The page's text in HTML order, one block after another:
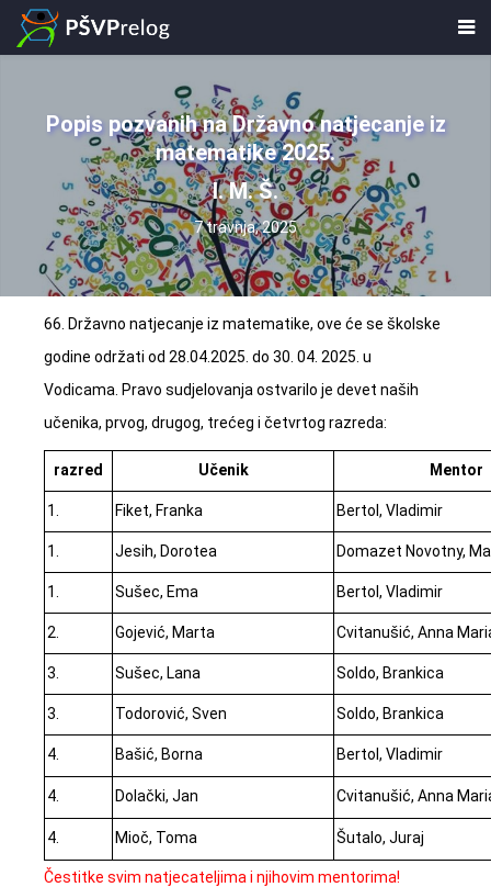
Popis pozvanih na Državno natjecanje iz
matematike 2025.
I. M. Š.
7 travnja, 2025
66. Državno natjecanje iz matematike, ove će se školske
godine održati od 28.04.2025. do 30. 04. 2025. u
Vodicama. Pravo sudjelovanja ostvarilo je devet naših
učenika, prvog, drugog, trećeg i četvrtog razreda:
razred Učenik Mentor
1. Fiket, Franka Bertol, Vladimir
1. Jesih, Dorotea Domazet Novotny,
1. Sušec, Ema Bertol, Vladimir
2. Gojević, Marta Cvitanušić, Anna
3. Sušec, Lana Soldo, Brankica
3. Todorović, Sven Soldo, Brankica
4. Bašić, Borna Bertol, Vladimir
4. Dolački, Jan Cvitanušić, Anna
4. Mioč, Toma Šutalo, Juraj
Čestitke svim natjecateljima i njihovim mentorima!